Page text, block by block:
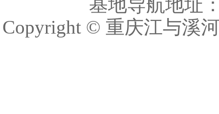
基地导航地址
Copyright © 重庆江与溪